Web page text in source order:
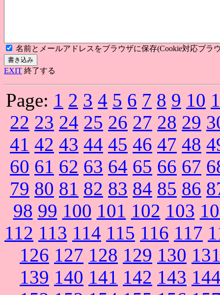
名前とメールアドレスをブラウザに保存(Cookie対応ブラ
EXIT 終了する
Page: 1 2 3 4 5 6 7 8 9 10
22 23 24 25 26 27 28 29
41 42 43 44 45 46 47 48
60 61 62 63 64 65 66 67
79 80 81 82 83 84 85 86
98 99 100 101 102 103
112 113 114 115 116 117
126 127 128 129 130
139 140 141 142 143